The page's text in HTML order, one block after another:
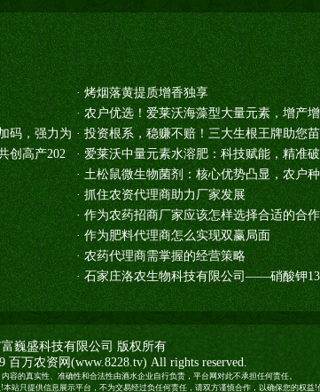
·烤烟落黄提质增香独享
·农户优选！爱莱沃海藻型大量元素，增产
码，强力为 ·投资根系，稳赚不赔！三大生根王牌助您
创高产202 ·爱莱沃中量元素水溶肥：科技赋能，精准
·土松鼠微生物菌剂：核心优势凸显，农户
·抓住农资代理商助力厂家发展
·作为农药招商厂家应该怎样选择合适的合
·作为肥料代理商怎么实现双赢局面
·农药代理商需掌握的经营策略
·石家庄洛农生物科技有限公司——硝酸钾
巍盛科技有限公司 版权所有
百万农资网 (www.8228.tv) All rights reserved.
容的真实性、准确性和合法性由酒水企业自行负责，平台网对此不承担任何责任。
站只提供信息展示平台，不为交易经过负任何责任，请双方谨慎合作，以确保您的权益